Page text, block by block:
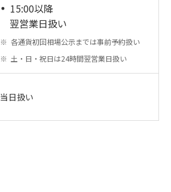
15:00以降
翌営業日扱い
各通貨初回相場公示までは事前予約扱い
土・日・祝日は24時間翌営業日扱い
当日扱い